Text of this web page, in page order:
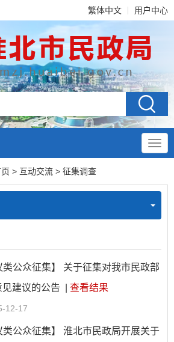
繁体中文 用户中心
> 互动交流 > 征集调查
类公众征集】 关于征集对我市民政部
建议的公告
查看结果
12-17
类公众征集】 淮北市民政局开展关于